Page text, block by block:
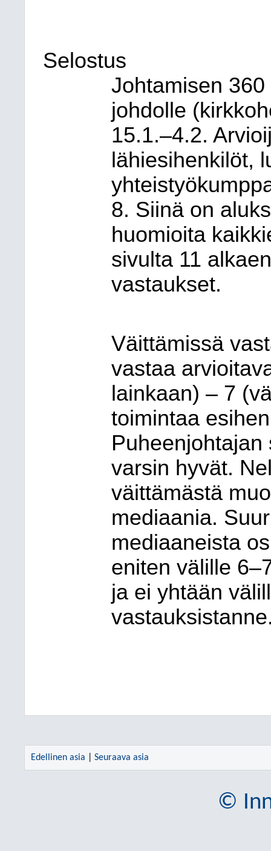
Selostus
Johtamisen
johdolle
15.1.–4.2.
lähiesihenkilöt,
8. Siinä on
huomioita
sivulta 11
vastaukset.
Väittämissä
vastaa
lainkaan) – 7
toimintaa
varsin hyvät.
väittämästä
mediaania.
mediaaneista
eniten välille
ja ei yhtään
Edellinen asia Seuraava asia
©